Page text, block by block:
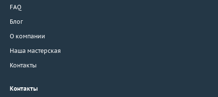
Safo Joaillerie
Saggi
Salvini
FAQ
Блог
О компании
Наша мастерская
Контакты
Контакты